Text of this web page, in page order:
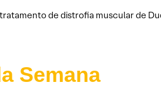
de distrofia muscular de
Semana